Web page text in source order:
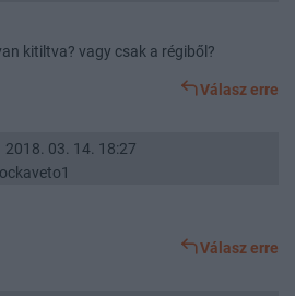
kitiltva? vagy csak a régiből?
Válasz erre
2018. 03. 14. 18:27
Válasz erre